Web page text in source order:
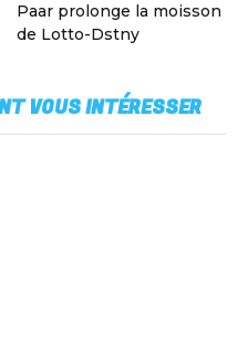
Paar prolonge la moisson
de Lotto-Dstny
VOUS INTÉRESSER